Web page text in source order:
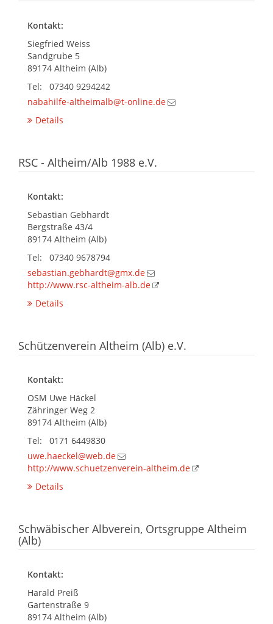
Kontakt:
Siegfried Weiss
Sandgrube 5
89174 Altheim (Alb)
Tel: 07340 9294242
nabahilfe-altheimalb@t-online.de
Details
RSC - Altheim/Alb 1988 e.V.
Kontakt:
Sebastian Gebhardt
Bergstraße 43/4
89174 Altheim (Alb)
Tel: 07340 9678794
sebastian.gebhardt@gmx.de
http://www.rsc-altheim-alb.de
Details
Schützenverein Altheim (Alb) e.V.
Kontakt:
OSM Uwe Häckel
Zähringer Weg 2
89174 Altheim (Alb)
Tel: 0171 6449830
uwe.haeckel@web.de
http://www.schuetzenverein-altheim.de
Details
Schwäbischer Albverein, Ortsgruppe Altheim
(Alb)
Kontakt:
Harald Preiß
Gartenstraße 9
89174 Altheim (Alb)